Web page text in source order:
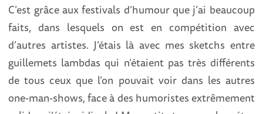
C’est grâce aux festivals d’humour que j’ai beaucoup
faits, dans lesquels on est en compétition avec
d’autres artistes. J’étais là avec mes sketchs entre
guillemets lambdas qui n’étaient pas très différents
de tous ceux que l’on pouvait voir dans les autres
one-man-shows, face à des humoristes extrêmement